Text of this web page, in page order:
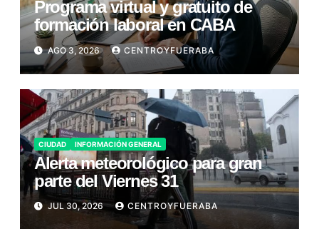
Programa virtual y gratuito de
formación laboral en CABA
AGO 3, 2026 CENTROYFUERABA
CIUDAD INFORMACIÓN GENERAL
Alerta meteorológico para gran
parte del Viernes 31
JUL 30, 2026 CENTROYFUERABA